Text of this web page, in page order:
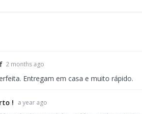
2 months ago
Entregam em casa e muito rápido.
! a year ago